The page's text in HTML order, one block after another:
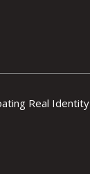
Real Identity